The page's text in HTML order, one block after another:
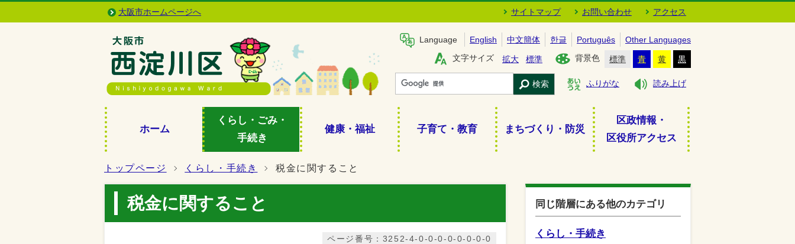
大阪市ホームページへ サイトマップ お問い合わせ アクセス
Language English 中文簡体 한글 Português
Other Languages
文字サイズ
拡大 標準 背景色 標準 青 黄 黒
検索 ふりがな 読み上げ
ホーム
くらし・ごみ・
手続き
健康・福祉 子育て・教育 まちづくり・防災
区政情報・
区役所アクセス
トップページ くらし・手続き 税金に関すること
税金に関すること
ページ番号：3252-4-0-0-0-0-0-0-0-0
同じ階層にある他のカテゴリ
くらし・手続き